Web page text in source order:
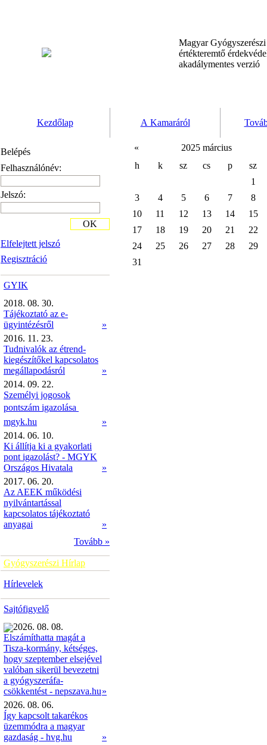
Magyar
értékteremtő
akadálymentes verzió
Kezdőlap A Kamaráról
Belépés
Felhasználónév:
Jelszó:
Elfelejtett jelszó
Regisztráció
OK
GYIK
2018. 08. 30.
Tájékoztató az e-
ügyintézésről
»
2016. 11. 23.
Tudnivalók az étrend-
kiegészítőkel kapcsolatos
megállapodásról
»
2014. 09. 22.
Személyi jogosok
pontszám igazolása 
mgyk.hu
»
2014. 06. 10.
Ki állítja ki a gyakorlati
pont igazolást? - MGYK
Országos Hivatala
»
2017. 06. 20.
Az AEEK működési
nyilvántartással
kapcsolatos tájékoztató
anyagai
»
Tovább »
Gyógyszerészi Hírlap
Hírlevelek
Sajtófigyelő
2026. 08. 08.
Elszámíthatta magát a
Tisza-kormány, kétséges,
hogy szeptember elsejével
valóban sikerül bevezetni
a gyógyszeráfa-
csökkentést - nepszava.hu»
2026. 08. 06.
Így kapcsolt takarékos
üzemmódra a magyar
gazdaság - hvg.hu
»
«
2025 március
h
k sz cs p
sz
1
3
4 5 6 7
8
10
11 12 13 14
15
17
18 19 20 21
22
24
25 26 27 28
29
31